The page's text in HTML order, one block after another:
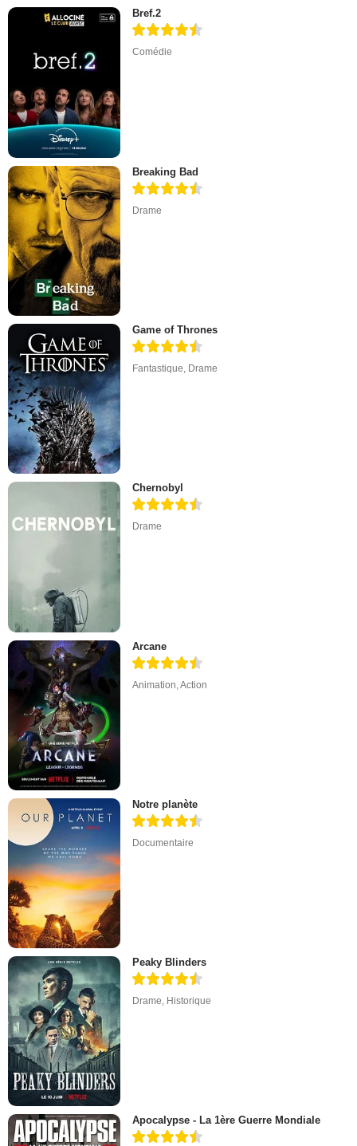
Bref.2
Comédie
Breaking Bad
Drame
Game of Thrones
Fantastique, Drame
Chernobyl
Drame
Arcane
Animation ,Action
Notre planète
Documentaire
Peaky Blinders
Drame, Historique
Apocalypse - La 1ère Guerre Mondiale